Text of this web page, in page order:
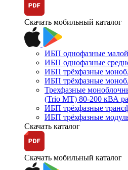
Скачать мобильный каталог
ИБП однофазные
ИБП однофазные
ИБП трёхфазные
ИБП трёхфазные
Трехфазные
(Trio MT) 80-200 кВА
ИБП трёхфазные
ИБП трёхфазные
Скачать каталог
Скачать мобильный каталог